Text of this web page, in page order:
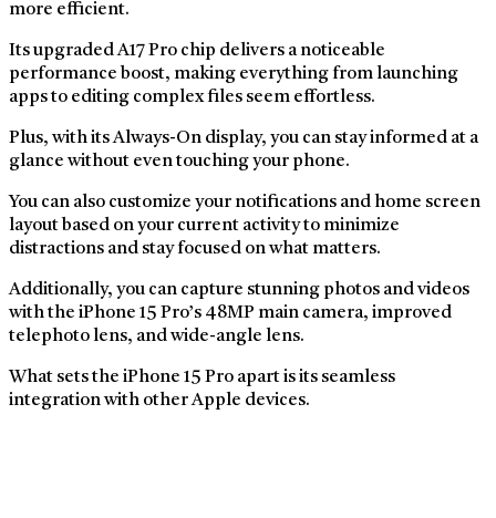
more efficient.
Its upgraded A17 Pro chip delivers a noticeable
performance boost, making everything from launching
apps to editing complex files seem effortless.
Plus, with its Always-On display, you can stay informed at a
glance without even touching your phone.
You can also customize your notifications and home screen
layout based on your current activity to minimize
distractions and stay focused on what matters.
Additionally, you can capture stunning photos and videos
with the iPhone 15 Pro’s 48MP main camera, improved
telephoto lens, and wide-angle lens.
What sets the iPhone 15 Pro apart is its seamless
integration with other Apple devices.